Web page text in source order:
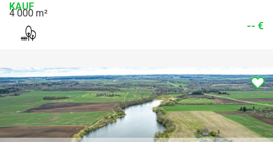
KAUF
4 000 m²
-- €
Previous